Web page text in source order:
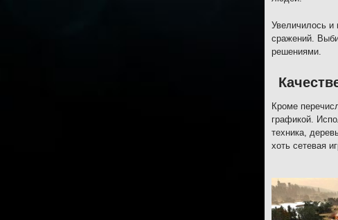
Увеличилось и
сражений.
решениями.
Кроме
графикой.
техника,
хоть сетевая